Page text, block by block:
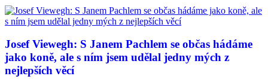
Josef Viewegh: S Janem Pachlem se občas hádáme
jako koně, ale s ním jsem udělal jedny mých z
nejlepších věcí